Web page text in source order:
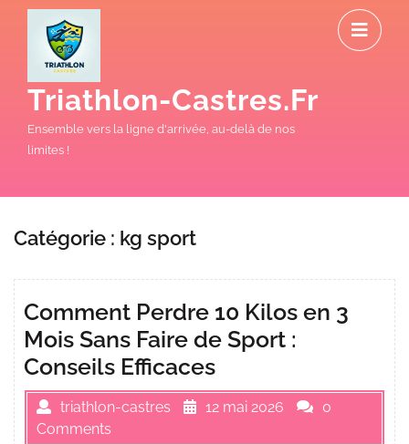
Triathlon-Castres.fr
Ensemble vers la ligne d'arrivée, au-delà de nos
limites !
Catégorie : kg sport
Comment Perdre 10 Kilos en 3
Mois Sans Faire de Sport :
Conseils Efficaces
triathlon-castres 12 mai 2026
0
Comments